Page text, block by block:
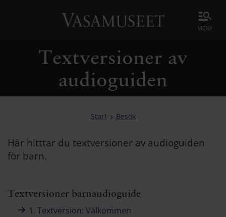
meny
Textversioner av
audioguiden
Start Besök
Här hitttar du textversioner av audioguiden
för barn.
Textversioner barnaudioguide
1. Textversion: Välkommen